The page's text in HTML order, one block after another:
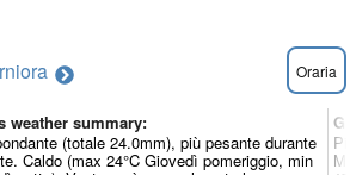
ora Oraria
weather summary:
(totale 24.0mm), più pesante durante
Caldo (max 24°C Giovedì pomeriggio, min